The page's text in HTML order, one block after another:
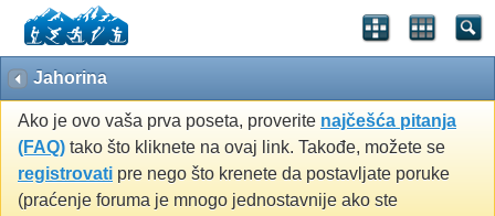
Jahorina
Ako je ovo vaša prva poseta, proverite najčešća pitanja
(FAQ) tako što kliknete na ovaj link. Takođe, možete se
registrovati pre nego što krenete da postavljate poruke
(praćenje foruma je mnogo jednostavnije ako ste